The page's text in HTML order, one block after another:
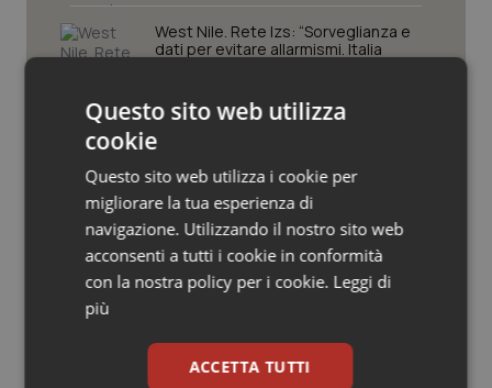
Veneto
Oncoematologia
Oncologia & Nutrizione
Psoriasi & pelle
Quotidiano Cardiologia
Quotidiano Chirurgia
Quotidiano Oncologia
West Nile. Rete Izs: “Sorveglianza e
dati per evitare allarmismi. Italia
Tracciabilità dei farmaci. Dal Ministero
le istruzioni per il Data Matrix. Entro l’8
febbraio 2027 l’adeguamento dei
sistemi
Formazione Medicina Generale.
Fimmg: “Rischio altissimo di perdere
borse e lasciare migliaia di cittadini
senza medico. Serve decreto di
mobilità volontaria interregionale”
Questo sito web utilizza
cookie
Questo sito web utilizza i cookie per
migliorare la tua esperienza di
navigazione. Utilizzando il nostro sito web
acconsenti a tutti i cookie in conformità
con la nostra policy per i cookie. Leggi di
più
ACCETTA TUTTI